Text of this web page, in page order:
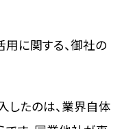
用に関する、御社の
したのは、業界自体